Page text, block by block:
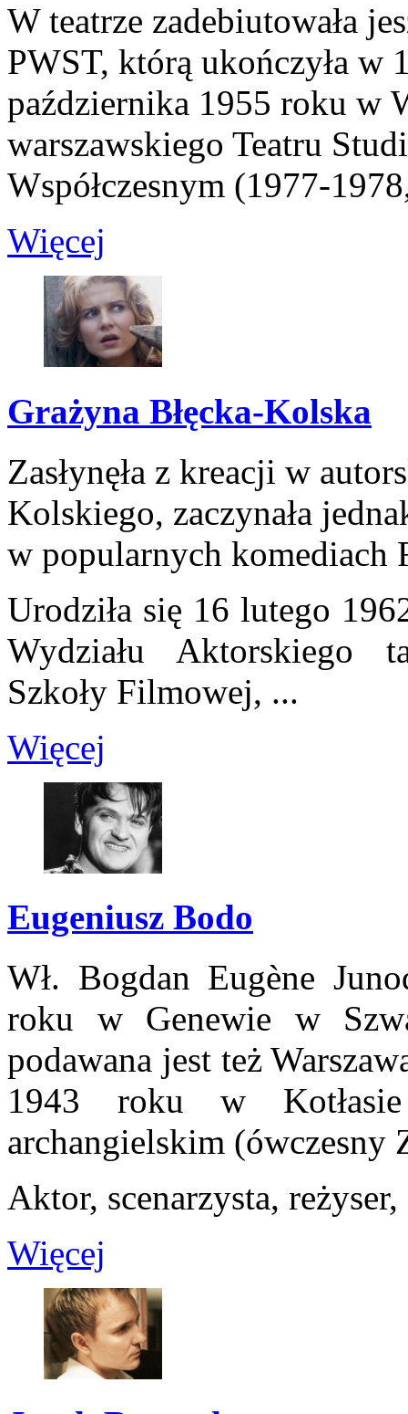
W teatrze zadebiutowała
PWST, którą ukończyła w
października 1955 roku w
warszawskiego Teatru
Współczesnym (1977-
Więcej
Grażyna Błęcka-Kolska
Zasłynęła z kreacji w
Kolskiego, zaczynała
w popularnych komediach
Urodziła się 16 lutego
Wydziału Aktorskiego
Szkoły Filmowej, ...
Więcej
Eugeniusz Bodo
Wł. Bogdan Eugène
roku w Genewie w
podawana jest też
1943 roku w
archangielskim (ówczesny
Aktor, scenarzysta, reżyser,
Więcej